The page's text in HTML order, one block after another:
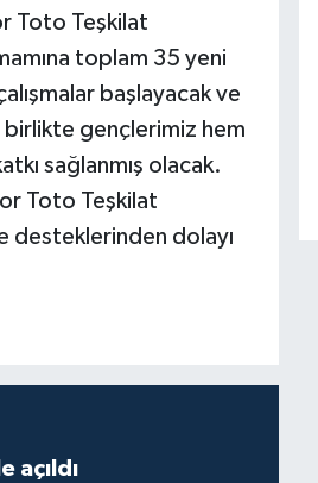
Toto Teşkilat
toplam 35 yeni
başlayacak ve
birlikte gençlerimiz hem
sağlanmış olacak.
Toto Teşkilat
desteklerinden dolayı
açıldı